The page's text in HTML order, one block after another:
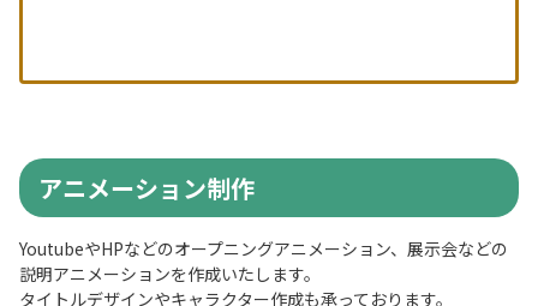
アニメーション制作
YoutubeやHPなどのオープニングアニメーション、展示会などの
説明アニメーションを作成いたします。
タイトルデザインやキャラクター作成も承っております。